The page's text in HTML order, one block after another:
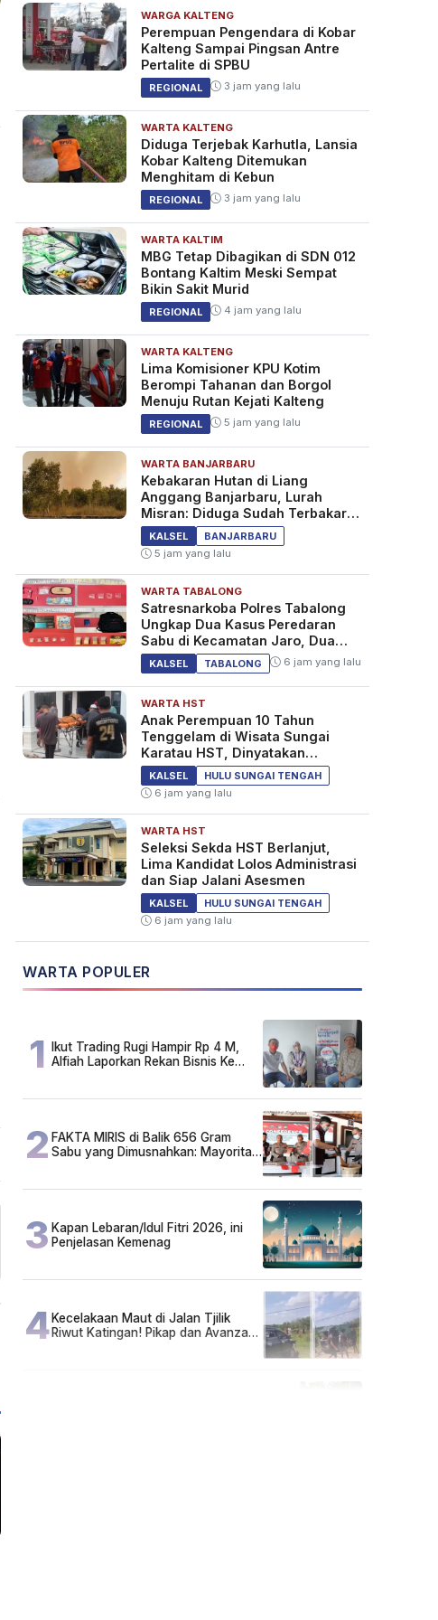
WARGA KALTENG
Perempuan Pengendara di Kobar
Kalteng Sampai Pingsan Antre
Pertalite di SPBU
REGIONAL 3 jam yang lalu
WARTA KALTENG
Diduga Terjebak Karhutla, Lansia
Kobar Kalteng Ditemukan
Menghitam di Kebun
REGIONAL 3 jam yang lalu
WARTA KALTIM
MBG Tetap Dibagikan di SDN 012
Bontang Kaltim Meski Sempat
Bikin Sakit Murid
REGIONAL 4 jam yang lalu
WARTA KALTENG
Lima Komisioner KPU Kotim
Berompi Tahanan dan Borgol
Menuju Rutan Kejati Kalteng
REGIONAL 5 jam yang lalu
WARTA BANJARBARU
Kebakaran Hutan di Liang
Anggang Banjarbaru, Lurah
Misran: Diduga Sudah Terbakar
Sejak Tadi Malam
KALSEL
BANJARBARU
5 jam yang lalu
WARTA TABALONG
Satresnarkoba Polres Tabalong
Ungkap Dua Kasus Peredaran
Sabu di Kecamatan Jaro, Dua
Pelaku Diamankan
KALSEL TABALONG 6 jam yang lalu
WARTA HST
Anak Perempuan 10 Tahun
Tenggelam di Wisata Sungai
Karatau HST, Dinyatakan
Meninggal Dunia
KALSEL
HULU SUNGAI TENGAH
6 jam yang lalu
WARTA HST
Seleksi Sekda HST Berlanjut,
Lima Kandidat Lolos Administrasi
dan Siap Jalani Asesmen
KALSEL
HULU SUNGAI TENGAH
6 jam yang lalu
WARTA POPULER
1 Ikut Trading Rugi Hampir Rp 4 M,
Alfiah Laporkan Rekan Bisnis Ke
2 FAKTA MIRIS di Balik 656 Gram
Sabu yang Dimusnahkan: Mayoritas
3 Kapan Lebaran/Idul Fitri 2026, ini
Penjelasan Kemenag
4Kecelakaan Maut di Jalan Tjilik
Riwut Katingan! Pikap dan Avanza